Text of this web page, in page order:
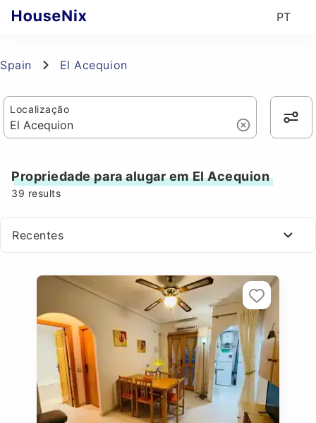
PT
Spain El Acequion
Localização
Propriedade para alugar em El Acequion
39 results
Recentes